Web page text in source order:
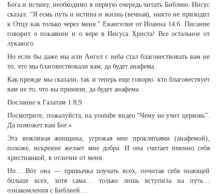
Бога и истину, необходимо в первую очередь читать Библию. Иисус
сказал: “Я есмь путь и истина и жизнь (вечная), никто не приходит
к Отцу как только через меня.” Евангелие от Иоанна 14:6. Писание
говорит о покаянии и о вере в Иисуса Христа! Все остальное от
лукавого.
Но если бы даже мы или Ангел с неба стал благовествовать вам не
то, что мы благовествовали вам, да будет анафема.
Как прежде мы сказали, так и теперь еще говорю: кто благовествует
вам не то, что вы приняли, да будет анафема.
Послание к Галатам 1:8,9
Посмотрите, пожалуйста, на youtube видео “Чему не учит церковь”.
Да поможет вам Бог.»
Эта вежливая женщина, угрожая мне проклятьями (анафемой),
похоже, искренне желает мне добра. И она считает именно себя
христианкой, в отличие от меня.
Но… Вόт она — привычка поучать всех, почитая себя знающей
больше всех, хотя сама… только лишь вступила на путь…
ознакомления с Библией…